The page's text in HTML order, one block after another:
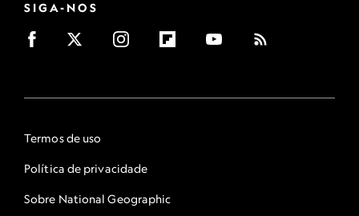
SIGA-NOS
Termos de uso
Política de privacidade
Sobre National Geographic